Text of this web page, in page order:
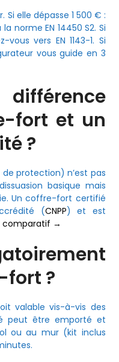
Si elle dépasse 1 500 € :
norme EN 14450 S2. Si
vers EN 1143-1. Si
vous guide en 3
fort et un
?
protection) n’est pas
basique mais
Un coffre-fort certifié
(CNPP) et est
comparatif →
fort ?
valable vis-à-vis des
peut être emporté et
ou au mur (kit inclus